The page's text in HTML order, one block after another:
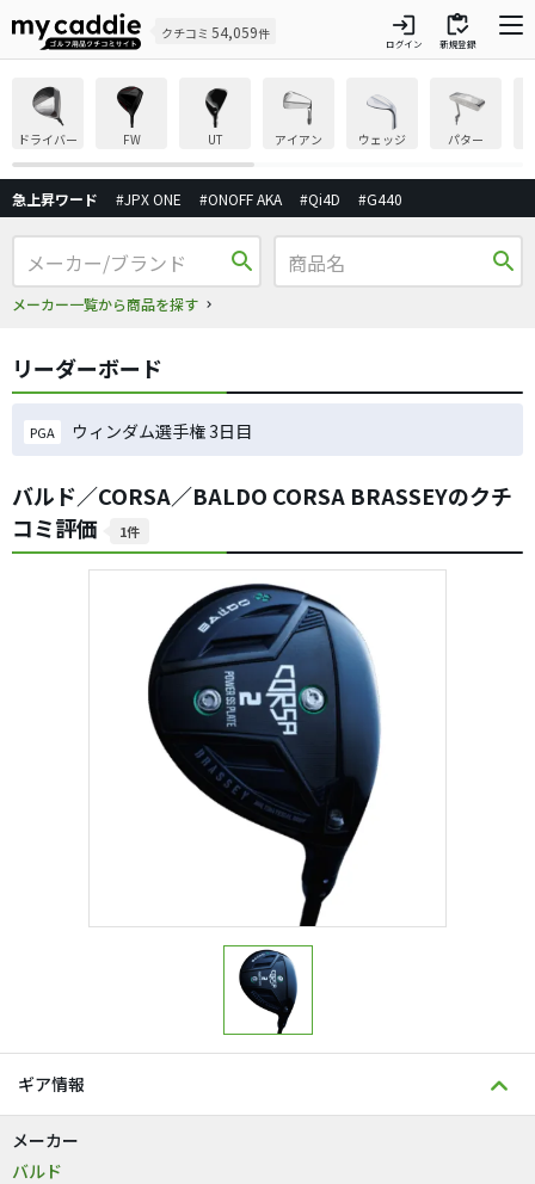
クチコミ 54,059件 login
ログイン
inventory
新規登録
ドライバー FW UT アイアン ウェッジ パター
急上昇ワード #JPX ONE #ONOFF AKA #Qi4D #G440
search
メーカー一覧から商品を探す
search
リーダーボード
PGA ウィンダム選手権 3日目
バルド／CORSA／BALDO CORSA BRASSEYのクチ
コミ評価
1件
ギア情報
メーカー
バルド